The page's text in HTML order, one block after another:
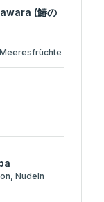
(鰆の
Nudeln